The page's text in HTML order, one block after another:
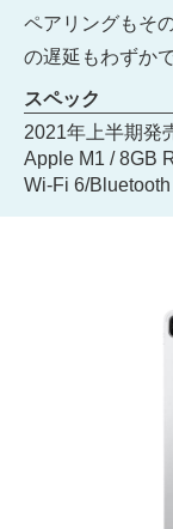
ペアリングもそ
の遅延もわずか
スペック
2021年上半期発
Apple M1 / 8GB
Wi-Fi 6/